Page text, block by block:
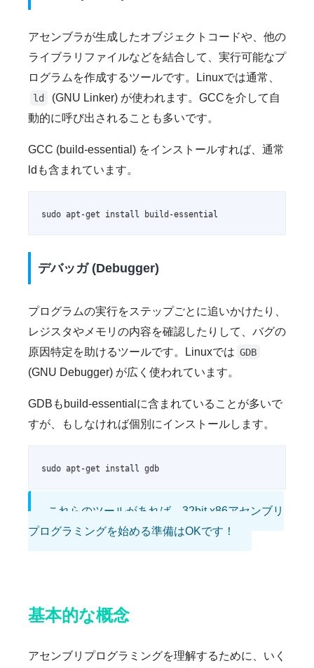
アセンブラが生成したオブジェクトコードや、他の
ライブラリファイルなどを結合して、実行可能なプ
ログラムを作成するツールです。Linuxでは通常、
ld
(GNU Linker) が使われます。GCCを介して自
動的に呼び出されることも多いです。
GCC (build-essential) をインストールすれば、通常
ldも含まれています。
sudo apt-get install build-essential
デバッガ (Debugger)
プログラムの実行をステップごとに追いかけたり、
レジスタやメモリの内容を確認したりして、バグの
原因特定を助けるツールです。Linuxでは GDB
(GNU Debugger) が広く使われています。
GDBもbuild-essentialに含まれていることが多いで
すが、もしなければ個別にインストールします。
sudo apt-get install gdb
これらのツールがあれば、32bit x86アセンブリ
プログラミングを始める準備はOKです！
基本的な概念
アセンブリプログラミングを理解するために、いく